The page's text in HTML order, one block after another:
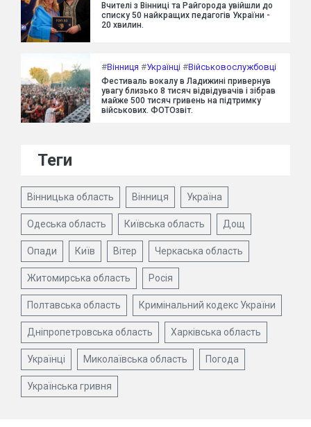
Вчителі з Вінниці та Райгорода увійшли до
списку 50 найкращих педагогів України -
20 хвилин.
#Вінниця #Українці #Військовослужбовці
Фестиваль вокалу в Ладижині привернув
увагу близько 8 тисяч відвідувачів і зібрав
майже 500 тисяч гривень на підтримку
військових. ФОТОзвіт.
Теги
Вінницька область Вінниця Україна
Одеська область Київська область Дощ
Опади Київ Вітер Черкаська область
Житомирська область Росія
Полтавська область Кримінальний кодекс України
Дніпропетровська область Харківська область
Українці Миколаївська область Погода
Українська гривня